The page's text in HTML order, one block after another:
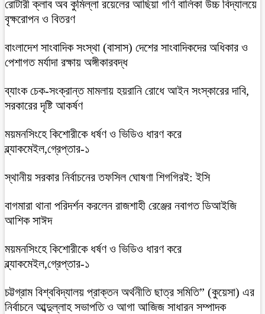
রোটারী ক্লাব অব কুমিল্লা রয়েলের আছিয়া গণি বালিকা উচ্চ বিদ্যালয়ে
বৃক্ষরোপন ও বিতরণ
বাংলাদেশ সাংবাদিক সংস্থা (বাসাস) দেশের সাংবাদিকদের অধিকার ও
পেশাগত মর্যাদা রক্ষায় অঙ্গীকারবদ্ধ
ব্যাংক চেক-সংক্রান্ত মামলায় হয়রানি রোধে আইন সংস্কারের দাবি,
সরকারের দৃষ্টি আকর্ষণ
ময়মনসিংহে কিশোরীকে ধর্ষণ ও ভিডিও ধারণ করে
ব্ল্যাকমেইল,গ্রেপ্তার-১
স্থানীয় সরকার নির্বাচনের তফসিল ঘোষণা শিগগিরই: ইসি
বাগমারা থানা পরিদর্শন করলেন রাজশাহী রেঞ্জের নবাগত ডিআইজি
আশিক সাঈদ
ময়মনসিংহে কিশোরীকে ধর্ষণ ও ভিডিও ধারণ করে
ব্ল্যাকমেইল,গ্রেপ্তার-১
চট্টগ্রাম বিশ্ববিদ্যালয় প্রাক্তন অর্থনীতি ছাত্র সমিতি” (কুয়েসা) এর
নির্বাচনে আব্দুল্লাহ সভাপতি ও আগা আজিজ সাধারন সম্পাদক